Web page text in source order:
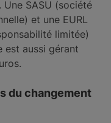
SASU (société
et une EURL
limitée)
est aussi gérant
du changement